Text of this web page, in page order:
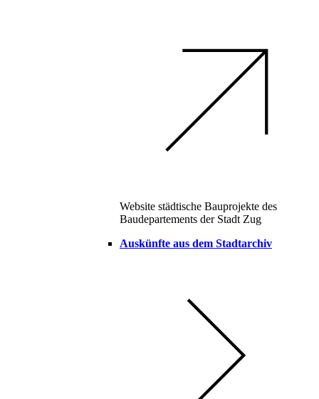
Website städtische Bauprojekte des
Baudepartements der Stadt Zug
Auskünfte aus dem Stadtarchiv